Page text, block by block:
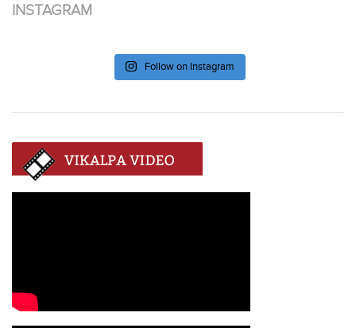
INSTAGRAM
Follow on Instagram